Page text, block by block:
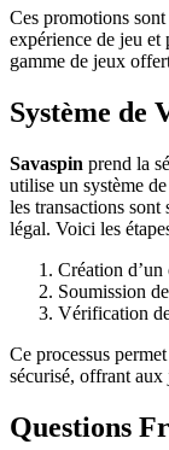
Ces promotions
expérience de jeu et
gamme de jeux
Système de
Savaspin prend la
utilise un système
les transactions sont
légal. Voici les
Création
Soumission
Vérification
Ce processus
sécurisé, offrant aux
Questions